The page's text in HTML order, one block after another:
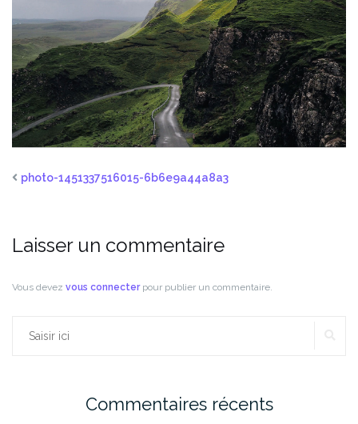
photo-1451337516015-6b6e9a44a8a3
Laisser un commentaire
Vous devez vous connecterpour publier un commentaire.
Rechercher :
Commentaires récents